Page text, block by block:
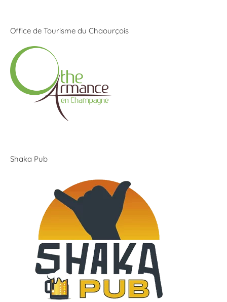
Office de Tourisme du Chaourçois
Shaka Pub